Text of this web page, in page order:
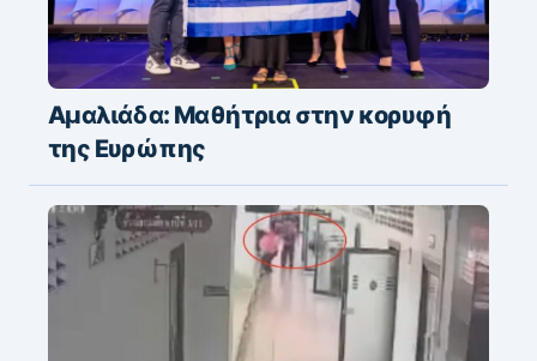
Αμαλιάδα: Μαθήτρια στην κορυφή
της Ευρώπης